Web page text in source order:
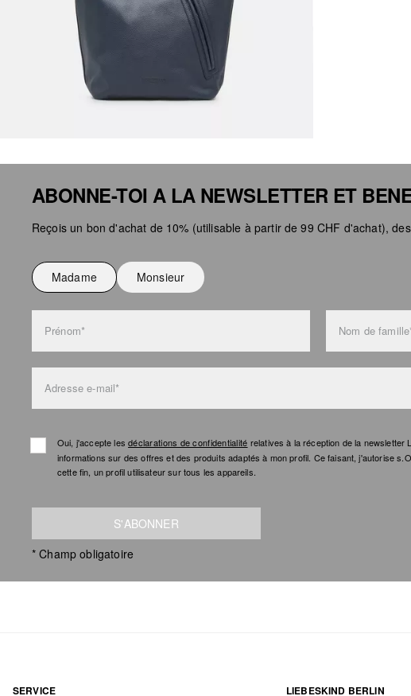
ABONNE-TOI A LA NEWSLETTER ET
Reçois un bon d'achat de 10% (utilisable à partir de 99 CHF d'achat),
Madame Monsieur
Prénom* Nom de
Adresse e-mail*
Oui, j'accepte lesdéclarations de confidentialité relatives à la réception de la newsletter
informations sur des offres et des produits adaptés à mon profil. Ce faisant, j'autorise
cette fin, un profil utilisateur sur tous les appareils.
S'ABONNER
* Champ obligatoire
SERVICE LIEBESKIND BERLIN